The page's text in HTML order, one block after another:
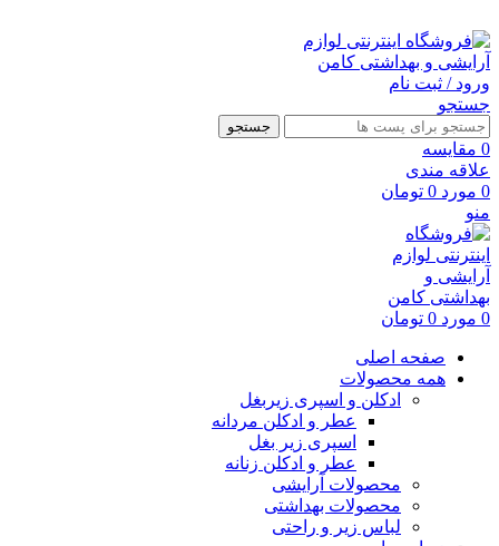
ورود / ثبت نام
جستجو
جستجو
0 مقايسه
علاقه مندی
0 مورد 0 تومان
منو
0 مورد 0 تومان
صفحه اصلی
همه محصولات
ادکلن و اسپری زیربغل
عطر و ادکلن مردانه
اسپری زیر بغل
عطر و ادکلن زنانه
محصولات آرایشی
محصولات بهداشتی
لباس زیر و راحتی